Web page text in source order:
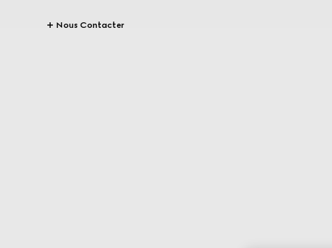
Nous Contacter